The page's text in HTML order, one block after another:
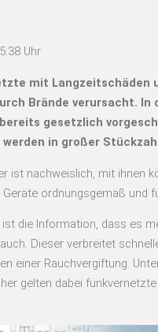
Uhr
mit Langzeitschäden
Brände verursacht.
gesetzlich
in großer
ist nachweislich, mit ihnen
ordnungsgemäß und
die Information, dass es
Dieser verbreitet
einer Rauchvergiftung.
gelten dabei